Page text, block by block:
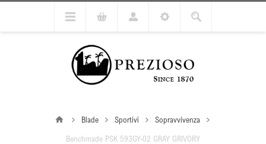
Blade Sportivi
Sopravvivenza
Benchmade PSK 593GY-02 GRAY GRIVORY